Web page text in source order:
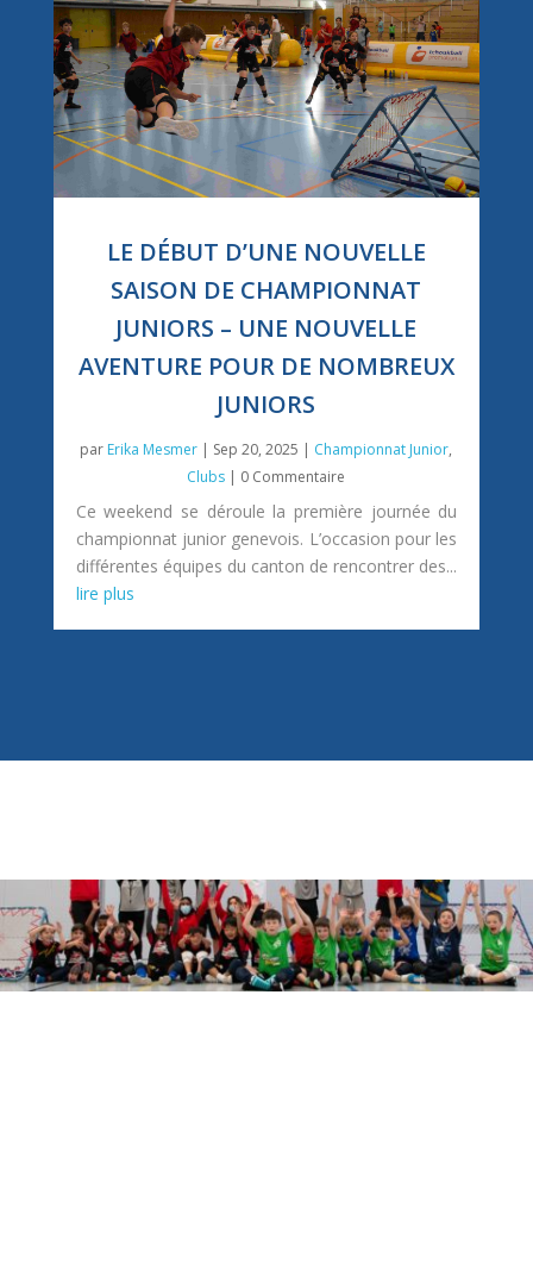
LE DÉBUT D’UNE NOUVELLE
SAISON DE CHAMPIONNAT
JUNIORS – UNE NOUVELLE
AVENTURE POUR DE NOMBREUX
JUNIORS
par Erika Mesmer | Sep 20, 2025 | Championnat Junior,
Clubs | 0 Commentaire
Ce weekend se déroule la première journée du
championnat junior genevois. L’occasion pour les
différentes équipes du canton de rencontrer des...
lire plus